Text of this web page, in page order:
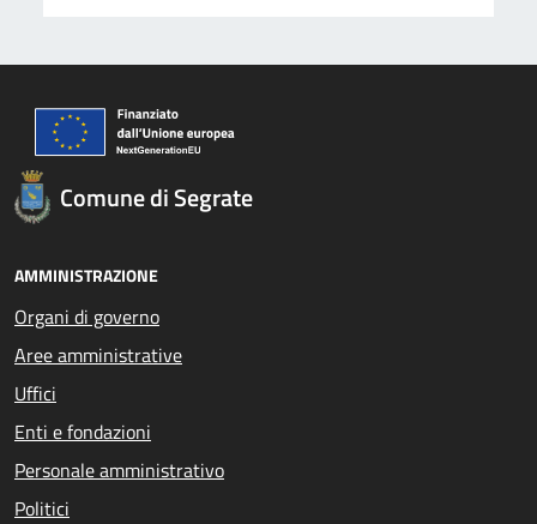
Comune di Segrate
AMMINISTRAZIONE
Organi di governo
Aree amministrative
Uffici
Enti e fondazioni
Personale amministrativo
Politici